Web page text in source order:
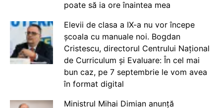
poate să ia ore înaintea mea
Elevii de clasa a IX-a nu vor începe
școala cu manuale noi. Bogdan
Cristescu, directorul Centrului Național
de Curriculum și Evaluare: În cel mai
bun caz, pe 7 septembrie le vom avea
în format digital
Ministrul Mihai Dimian anunță